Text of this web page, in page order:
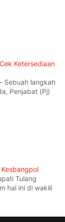
Ketersediaan
Sebuah langkah
Penjabat (Pj)
Tulang
hal ini di wakili